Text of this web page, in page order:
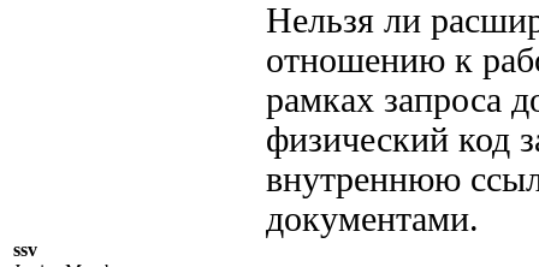
ssv
Нельзя ли
отношению к
рамках запроса
физический код
внутреннюю
документами.